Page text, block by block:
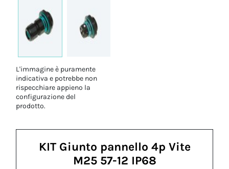
L'immagine è puramente
indicativa e potrebbe non
rispecchiare appieno la
configurazione del
prodotto.
KIT Giunto pannello 4p Vite
M25 57-12 IP68